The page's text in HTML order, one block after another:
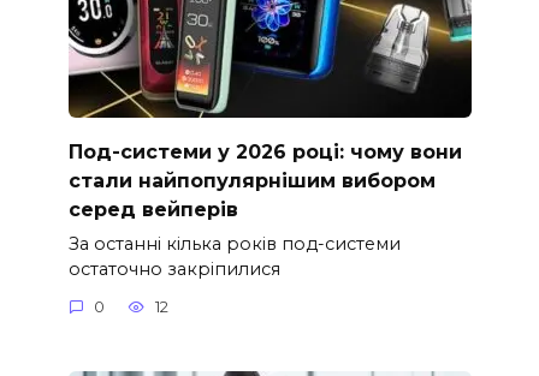
Под-системи у 2026 році: чому вони
стали найпопулярнішим вибором
серед вейперів
За останні кілька років под-системи
остаточно закріпилися
0 12